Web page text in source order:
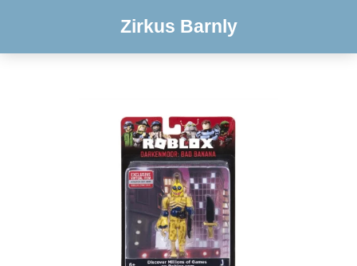
Zirkus Barnly